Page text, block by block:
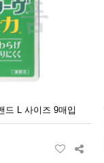
드 L 사이즈 9매입